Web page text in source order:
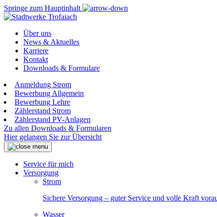
Springe zum Hauptinhalt
Über uns
News & Aktuelles
Karriere
Kontakt
Downloads & Formulare
Anmeldung Strom
Bewerbung Allgemein
Bewerbung Lehre
Zählerstand Strom
Zählerstand PV-Anlagen
Zu allen Downloads & Formularen
Hier gelangen Sie zur Übersicht
Service für mich
Versorgung
Strom
Sichere Versorgung – guter Service und volle Kraft
Wasser